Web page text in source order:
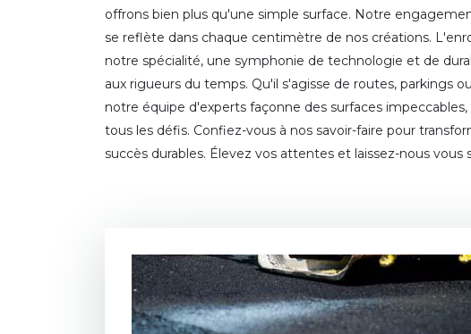
offrons bien plus qu'une simple surface. Notre
se reflète dans chaque centimètre de nos créations.
notre spécialité, une symphonie de technologie et de
aux rigueurs du temps. Qu'il s'agisse de routes, parkings
notre équipe d'experts façonne des surfaces
tous les défis. Confiez-vous à nos savoir-faire pour
succès durables. Élevez vos attentes et laissez-nous vous